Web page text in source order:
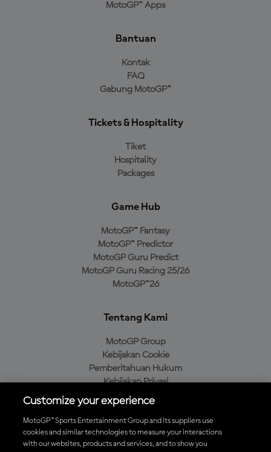
MotoGP™ Apps
Bantuan
Kontak
FAQ
Gabung MotoGP™
Tickets & Hospitality
Tiket
Hospitality
Packages
Game Hub
MotoGP™ Fantasy
MotoGP™ Predictor
MotoGP Guru Predict
MotoGP Guru Racing 25/26
MotoGP™26
Tentang Kami
MotoGP Group
Kebijakan Cookie
Pemberitahuan Hukum
Kebijakan Privasi
Kebijakan Pembelian
Unduh Aplikasi Resmi MotoGP™
Customize your experience
MotoGP™ Sports Entertainment Group and its suppliers use
cookies and similar technologies to measure your interactions
with our websites, products and services, and to show you